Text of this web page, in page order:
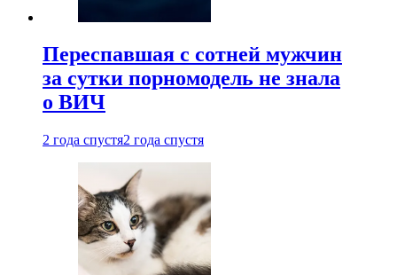
Переспавшая с сотней мужчин
за сутки порномодель не знала
о ВИЧ
2 года спустя2 года спустя